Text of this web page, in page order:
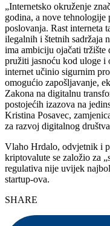
„Internetsko okruženje
godina, a nove tehnologije
poslovanja. Rast interneta
ilegalnih i štetnih sadržaja
ima ambiciju ojačati
pružiti jasnoću kod uloge i
internet učinio sigurnim
omogućio zapošljavanje,
Zakona na digitalnu
postojećih izazova na
Kristina Posavec,
za razvoj digitalnog
Vlaho Hrdalo, odvjetnik i
kriptovalute se založio za
regulativa nije uvijek
startup-ova.
SHARE